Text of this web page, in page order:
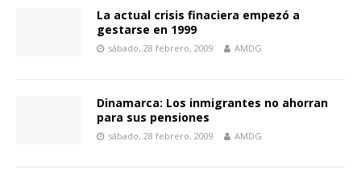
La actual crisis finaciera empezó a
gestarse en 1999
sábado, 28 febrero, 2009 AMDG
Dinamarca: Los inmigrantes no ahorran
para sus pensiones
sábado, 28 febrero, 2009 AMDG